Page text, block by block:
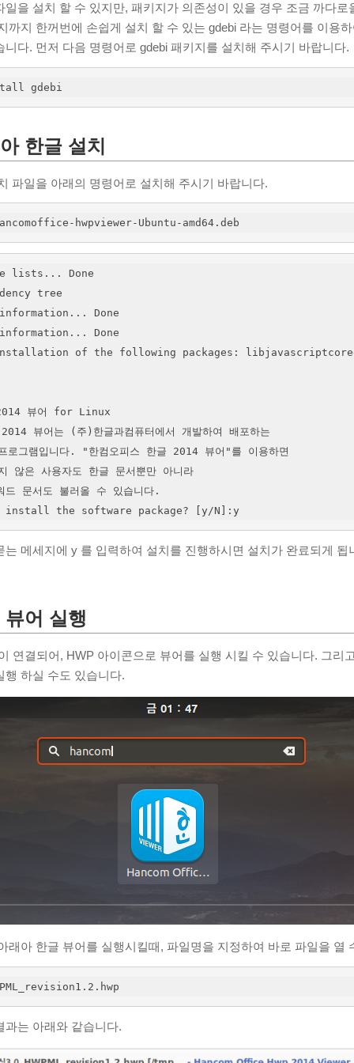
일을 설치 할 수 있지만, 패키지가 의존성이 있을 경우 조금 까다로
까지 한꺼번에 손쉽게 설치 할 수 있는 gdebi 라는 명령어를 이용
니다. 먼저 다음 명령어로 gdebi 패키지를 설치해 주시기 바랍니다.
gdebi
한글 설치
파일을 아래의 명령어로 설치해 주시기 바랍니다.
hwpviewer-Ubuntu-amd64.deb
lists... Done
tree
Done
Done
of the following packages:
뷰어 for Linux
install the software package? [y/N]:y
는 메세지에 y 를 입력하여 설치를 진행하시면 설치가 완료되게 됩
어 실행
연결되어, HWP 아이콘으로 뷰어를 실행 시킬 수 있습니다. 그리
행 하실 수도 있습니다.
래아 한글 뷰어를 실행시킬때, 파일명을 지정하여 바로 파일을 열
과는 아래와 같습니다.